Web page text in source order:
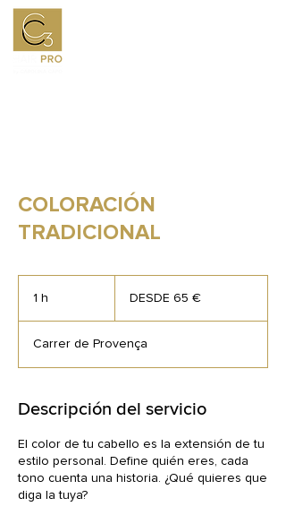
COLORACIÓN
TRADICIONAL
1 h DESDE 65 €
Carrer de Provença
Descripción del servicio
El color de tu cabello es la extensión de tu
estilo personal. Define quién eres, cada
tono cuenta una historia. ¿Qué quieres que
diga la tuya?